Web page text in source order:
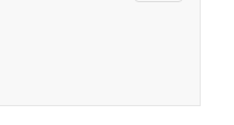
navigation